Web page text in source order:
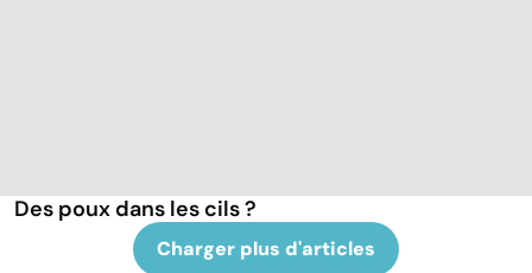
Des poux dans les cils ?
Charger plus d'articles